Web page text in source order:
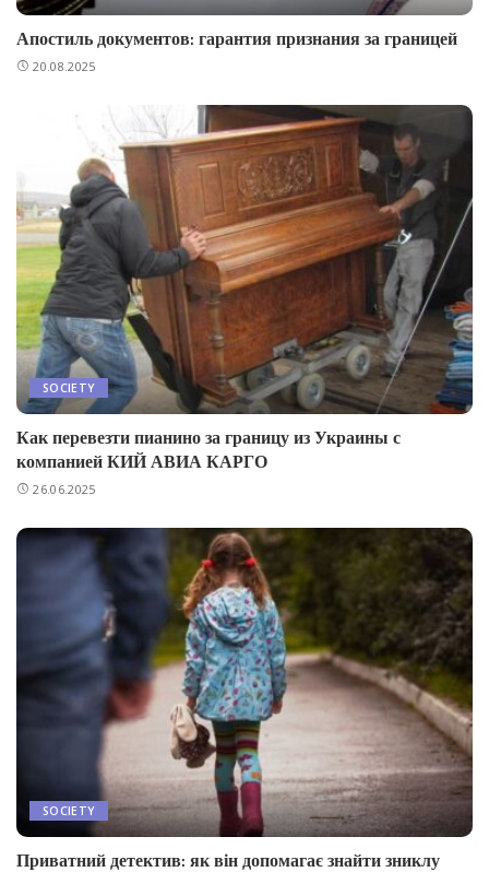
Апостиль документов: гарантия признания за границей
20.08.2025
SOCIETY
Как перевезти пианино за границу из Украины с
компанией КИЙ АВИА КАРГО
26.06.2025
SOCIETY
Приватний детектив: як він допомагає знайти зниклу